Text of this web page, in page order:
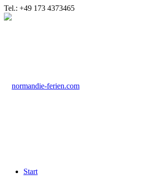
Tel.: +49 173 4373465
Start